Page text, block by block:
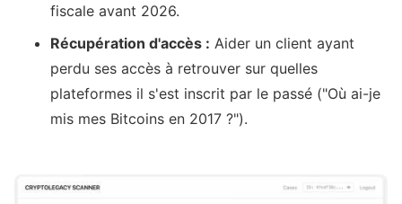
fiscale avant 2026.
Récupération d'accès : Aider un client ayant
perdu ses accès à retrouver sur quelles
plateformes il s'est inscrit par le passé ("Où ai-je
mis mes Bitcoins en 2017 ?").